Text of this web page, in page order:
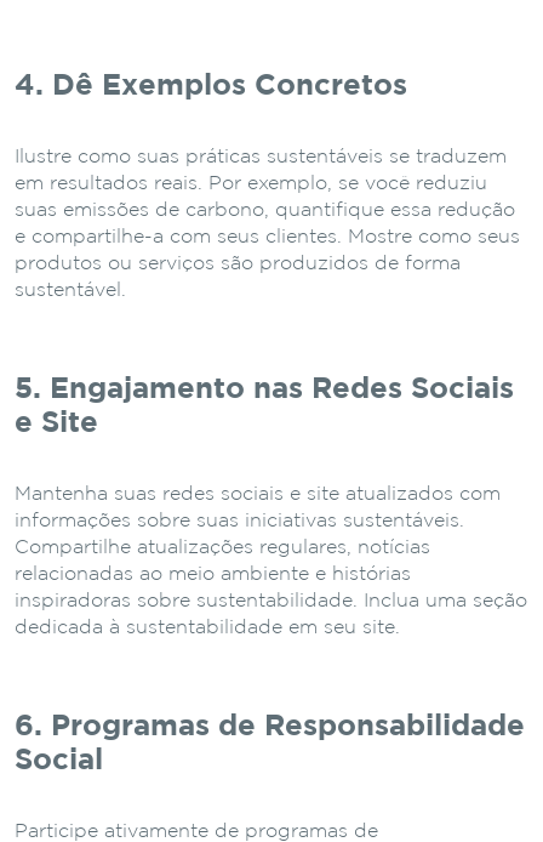
4. Dê Exemplos Concretos
Ilustre como suas práticas sustentáveis se traduzem
em resultados reais. Por exemplo, se você reduziu
suas emissões de carbono, quantifique essa redução
e compartilhe-a com seus clientes. Mostre como seus
produtos ou serviços são produzidos de forma
sustentável.
5. Engajamento nas Redes Sociais
e Site
Mantenha suas redes sociais e site atualizados com
informações sobre suas iniciativas sustentáveis.
Compartilhe atualizações regulares, notícias
relacionadas ao meio ambiente e histórias
inspiradoras sobre sustentabilidade. Inclua uma seção
dedicada à sustentabilidade em seu site.
6. Programas de Responsabilidade
Social
Participe ativamente de programas de